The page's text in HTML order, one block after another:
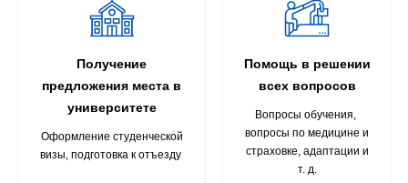
Получение
предложения места в
университете
Оформление студенческой
визы, подготовка к отъезду
Помощь в решении
всех вопросов
Вопросы обучения,
вопросы по медицине и
страховке, адаптации и
т. д.